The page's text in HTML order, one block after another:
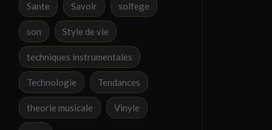
Sante Savoir solfege
son Style de vie
techniques instrumentales
Technologie Tendances
theorie musicale Vinyle